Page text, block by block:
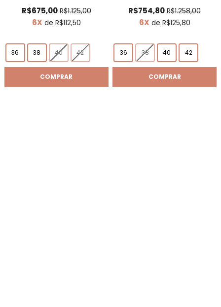
R$675,00 R$1.125,00
6X de R$112,50
36 38 40 42
COMPRAR
R$754,80 R$1.258,00
6X de R$125,80
36 38 40 42
COMPRAR